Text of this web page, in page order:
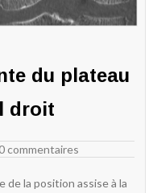
du plateau
droit
commentaires
de la position assise à la